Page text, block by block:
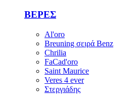
ΒΕΡΕΣ
Al'oro
Breuning σειρά Benz
Chrilia
FaCad'oro
Saint Maurice
Veres 4 ever
Στεργιάδης